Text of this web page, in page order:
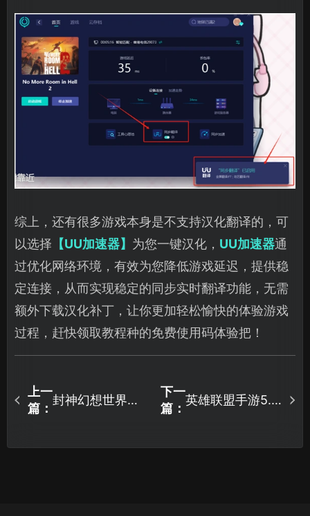
综上，还有很多游戏本身是不支持汉化翻译的，可
以选择 【UU加速器】 为您一键汉化， UU加速器通
过优化网络环境，有效为您降低游戏延迟，提供稳
定连接，从而实现稳定的同步实时翻译功能，无需
额外下载汉化补丁，让你更加轻松愉快的体验游戏
过程，赶快领取教程种的免费使用码体验把！
上一
篇：
封神幻想世界加
下一
篇：
英雄联盟手游5.3